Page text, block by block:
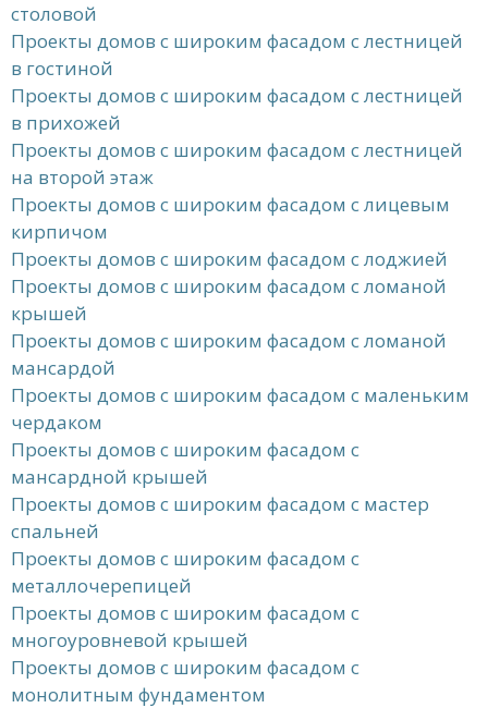
столовой
Проекты домов с широким фасадом с лестницей
в гостиной
Проекты домов с широким фасадом с лестницей
в прихожей
Проекты домов с широким фасадом с лестницей
на второй этаж
Проекты домов с широким фасадом с лицевым
кирпичом
Проекты домов с широким фасадом с лоджией
Проекты домов с широким фасадом с ломаной
крышей
Проекты домов с широким фасадом с ломаной
мансардой
Проекты домов с широким фасадом с маленьким
чердаком
Проекты домов с широким фасадом с
мансардной крышей
Проекты домов с широким фасадом с мастер
спальней
Проекты домов с широким фасадом с
металлочерепицей
Проекты домов с широким фасадом с
многоуровневой крышей
Проекты домов с широким фасадом с
монолитным фундаментом